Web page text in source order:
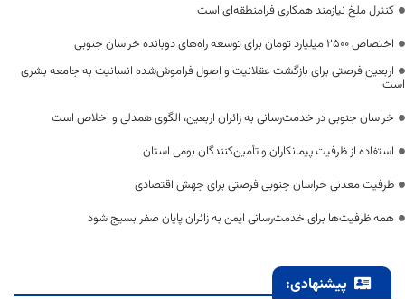
کنترل ملخ نیازمند همکاری فرامنطقه‌ای است
اختصاص 2500 میلیارد تومان برای توسعه راه‌های دوبانده خراسان جنوبی
اربعین فرصتی برای بازگشت عقلانیت و اصول فراموش‌شده انسانیت به جامعه بشری
است
خراسان جنوبی در خدمت‌رسانی به زائران اربعین، الگوی همدلی و اخلاص است
استفاده از ظرفیت پیمانکاران و تأمین‌کنندگان بومی استان
ظرفیت معدنی خراسان جنوبی فرصتی برای جهش اقتصادی
همه ظرفیت‌ها برای خدمت‌رسانی ایمن به زائران پایان صفر بسیج شود
پیشنهادی: